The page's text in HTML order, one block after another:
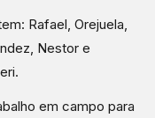
Rafael, Orejuela,
Nestor e
em campo para